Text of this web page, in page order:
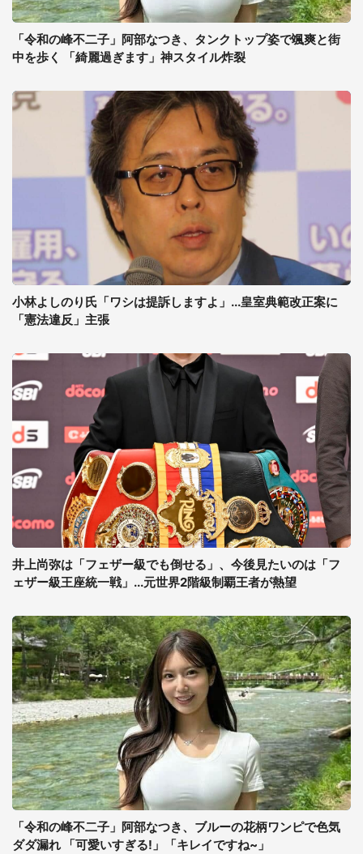
「令和の峰不二子」阿部なつき、タンクトップ姿で颯爽と街
中を歩く 「綺麗過ぎます」神スタイル炸裂
小林よしのり氏「ワシは提訴しますよ」...皇室典範改正案に
「憲法違反」主張
井上尚弥は「フェザー級でも倒せる」、今後見たいのは「フ
ェザー級王座統一戦」...元世界2階級制覇王者が熱望
「令和の峰不二子」阿部なつき、ブルーの花柄ワンピで色気
ダダ漏れ 「可愛いすぎる!」「キレイですね~」